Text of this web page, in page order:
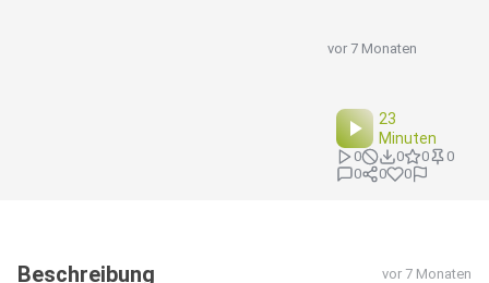
vor 7 Monaten
23
Minuten
0 0 0
0
0
0 0
Beschreibung vor 7 Monaten